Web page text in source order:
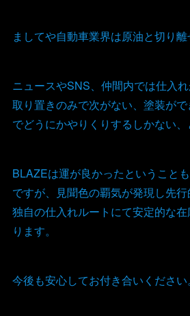
ましてや自動車業界は原油と切り離
ニュースやSNS、仲間内では仕入
取り置きのみで次がない、塗装が
でどうにかやりくりするしかない、
BLAZEは運が良かったということ
ですが、見聞色の覇気が発現し先行
独自の仕入れルートにて安定的な
ります。
今後も安心してお付き合いください。